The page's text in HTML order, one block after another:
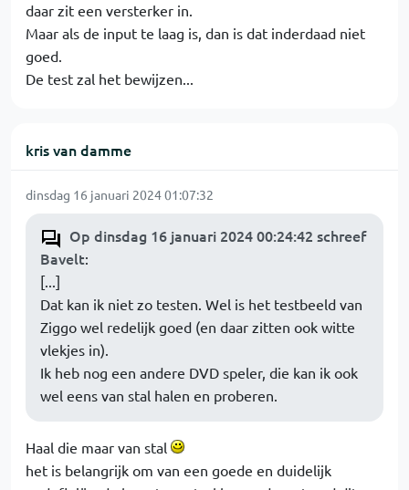
daar zit een versterker in.
Maar als de input te laag is, dan is dat inderdaad niet
goed.
De test zal het bewijzen...
kris van damme
dinsdag 16 januari 2024 01:07:32
Op dinsdag 16 januari 2024 00:24:42 schreef
Bavelt:
[...]
Dat kan ik niet zo testen. Wel is het testbeeld van
Ziggo wel redelijk goed (en daar zitten ook witte
vlekjes in).
Ik heb nog een andere DVD speler, die kan ik ook
wel eens van stal halen en proberen.
Haal die maar van stal
het is belangrijk om van een goede en duidelijk